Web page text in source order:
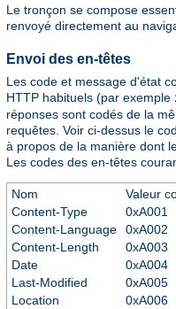
Le tronçon se compose
renvoyé directement au
Envoi des en-têtes
Les code et message d'état
HTTP habituels (par exemple
réponses sont codés de la
requêtes. Voir ci-dessus le
à propos de la manière dont
Les codes des en-têtes
Nom
Valeur
Content-Type
0xA001
Content-Language
0xA002
Content-Length
0xA003
Date
0xA004
Last-Modified
0xA005
Location
0xA006